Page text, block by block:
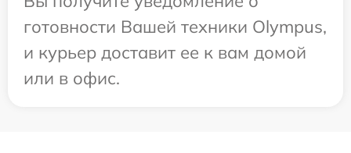
готовности Вашей техники Olympus,
и курьер доставит ее к вам домой
или в офис.